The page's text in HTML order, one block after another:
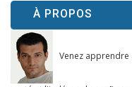
À PROPOS
Venez apprendre